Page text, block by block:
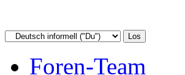
Foren-Team